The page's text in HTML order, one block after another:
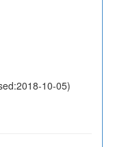
10-05)